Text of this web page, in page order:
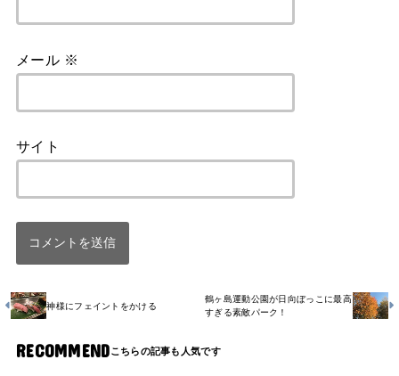
メール ※
サイト
神様にフェイントをかける
鶴ヶ島運動公園が日向ぼっこに最高
すぎる素敵パーク！
RECOMMEND